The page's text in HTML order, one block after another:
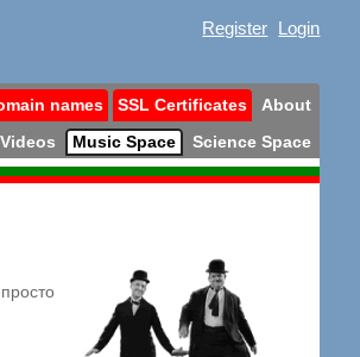
Register Login
names SSL Certificates About
Music Space Science Space